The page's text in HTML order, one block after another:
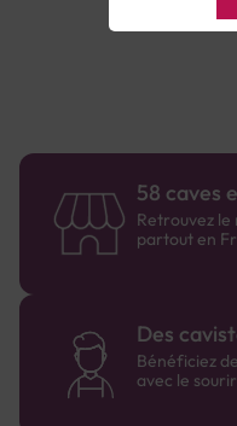
58 caves
Retrouvez
partout en
Des
Bénéficiez
avec le